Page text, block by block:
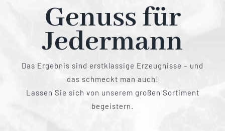
Genuss für
Jedermann
Das Ergebnis sind erstklassige Erzeugnisse – und
das schmeckt man auch!
Lassen Sie sich von unserem großen Sortiment
begeistern.